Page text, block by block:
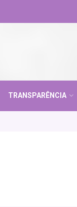
TRANSPARÊNCIA